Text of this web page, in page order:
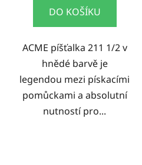
DO KOŠÍKU
ACME píšťalka 211 1/2 v
hnědé barvě je
legendou mezi pískacími
pomůckami a absolutní
nutností pro...